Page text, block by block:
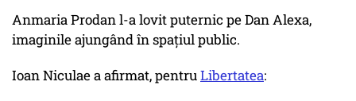
Anmaria Prodan l-a lovit puternic pe Dan Alexa,
imaginile ajungând în spațiul public.
Ioan Niculae a afirmat, pentruLibertatea: